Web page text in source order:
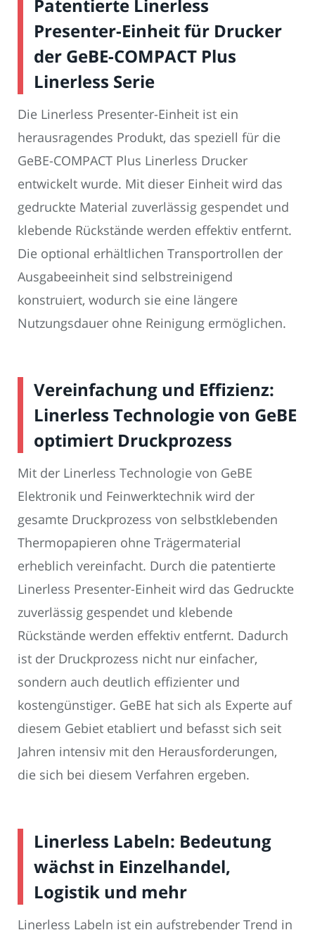
Patentierte Linerless
Presenter-Einheit für Drucker
der GeBE-COMPACT Plus
Linerless Serie
Die Linerless Presenter-Einheit ist ein
herausragendes Produkt, das speziell für die
GeBE-COMPACT Plus Linerless Drucker
entwickelt wurde. Mit dieser Einheit wird das
gedruckte Material zuverlässig gespendet und
klebende Rückstände werden effektiv entfernt.
Die optional erhältlichen Transportrollen der
Ausgabeeinheit sind selbstreinigend
konstruiert, wodurch sie eine längere
Nutzungsdauer ohne Reinigung ermöglichen.
Vereinfachung und Effizienz:
Linerless Technologie von GeBE
optimiert Druckprozess
Mit der Linerless Technologie von GeBE
Elektronik und Feinwerktechnik wird der
gesamte Druckprozess von selbstklebenden
Thermopapieren ohne Trägermaterial
erheblich vereinfacht. Durch die patentierte
Linerless Presenter-Einheit wird das Gedruckte
zuverlässig gespendet und klebende
Rückstände werden effektiv entfernt. Dadurch
ist der Druckprozess nicht nur einfacher,
sondern auch deutlich effizienter und
kostengünstiger. GeBE hat sich als Experte auf
diesem Gebiet etabliert und befasst sich seit
Jahren intensiv mit den Herausforderungen,
die sich bei diesem Verfahren ergeben.
Linerless Labeln: Bedeutung
wächst in Einzelhandel,
Logistik und mehr
Linerless Labeln ist ein aufstrebender Trend in